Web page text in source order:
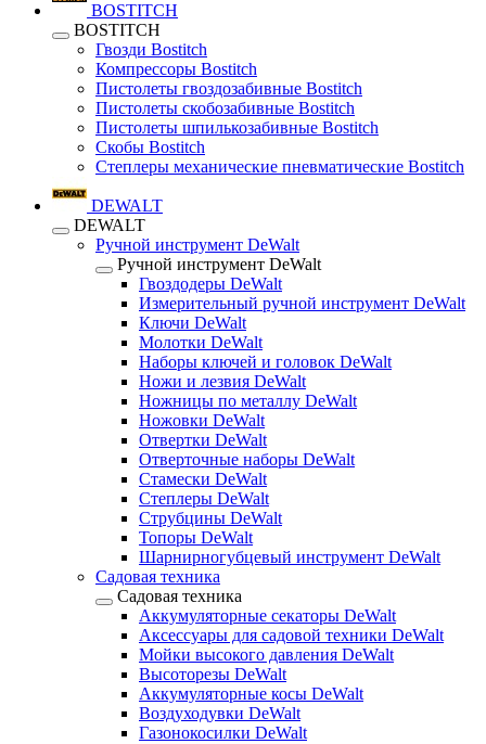
BOSTITCH
BOSTITCH
Гвозди Bostitch
Компрессоры Bostitch
Пистолеты гвоздозабивные Bostitch
Пистолеты скобозабивные Bostitch
Пистолеты шпилькозабивные Bostitch
Скобы Bostitch
Степлеры механические пневматические Bostitch
DEWALT
DEWALT
Ручной инструмент DeWalt
Ручной инструмент DeWalt
Гвоздодеры DeWalt
Измерительный ручной инструмент DeWalt
Ключи DeWalt
Молотки DeWalt
Наборы ключей и головок DeWalt
Ножи и лезвия DeWalt
Ножницы по металлу DeWalt
Ножовки DeWalt
Отвертки DeWalt
Отверточные наборы DeWalt
Стамески DeWalt
Степлеры DeWalt
Струбцины DeWalt
Топоры DeWalt
Шарнирногубцевый инструмент DeWalt
Садовая техника
Садовая техника
Аккумуляторные секаторы DeWalt
Аксессуары для садовой техники DeWalt
Мойки высокого давления DeWalt
Высоторезы DeWalt
Аккумуляторные косы DeWalt
Воздуходувки DeWalt
Газонокосилки DeWalt